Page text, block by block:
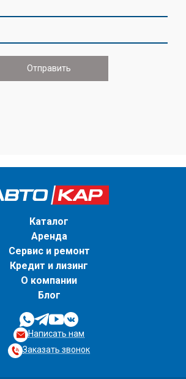
Каталог
Аренда
Сервис и ремонт
Кредит и лизинг
О компании
Блог
Написать нам
Заказать звонок